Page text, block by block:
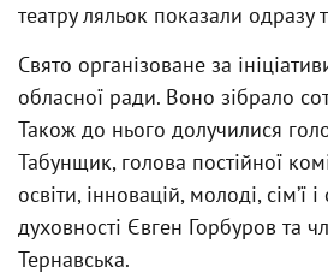
театру ляльок показали одразу
Свято організоване за
обласної ради. Воно зібрало
Також до нього долучилися
Табунщик, голова постійної
освіти, інновацій, молоді, сімʼї
духовності Євген Горбуров та
Тернавська.